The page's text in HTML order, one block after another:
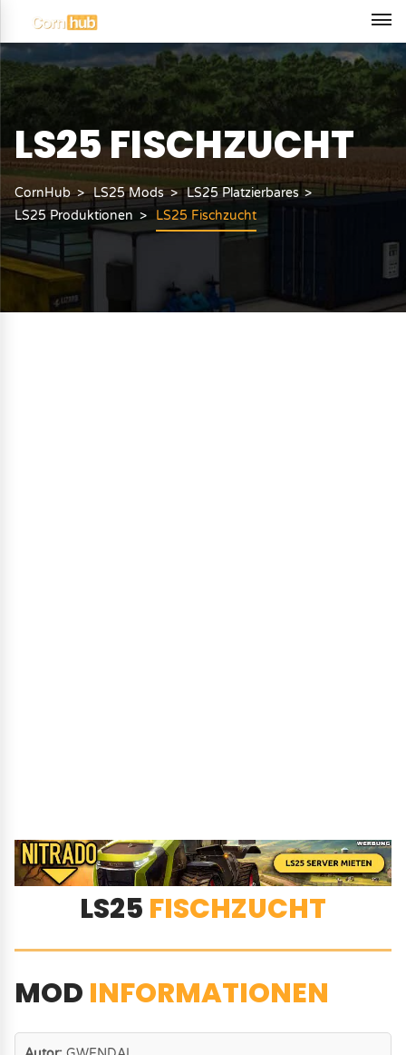
LS25 FISCHZUCHT
CornHub LS25 Mods
LS25 Platzierbares
LS25 Produktionen
LS25 Fischzucht
LS25 FISCHZUCHT
MOD INFORMATIONEN